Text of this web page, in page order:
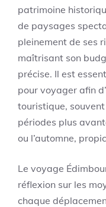
patrimoine
de paysages
pleinement de ses
maîtrisant son
précise. Il est
pour voyager afin
touristique,
périodes plus
ou l’automne,
Le voyage
réflexion sur les
chaque